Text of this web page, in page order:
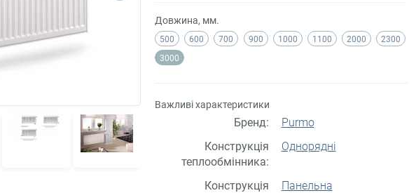
Довжина, мм.
500 600 700 900 1000 1100 2000
2300
3000
Важливі характеристики
Бренд:
Purmo
Конструкція
теплообмінника:
Однорядні
Конструкція
Панельна